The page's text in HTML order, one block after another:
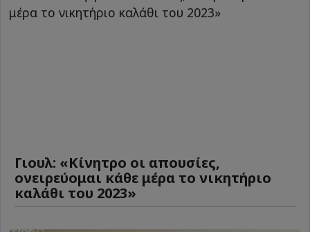
Γιουλ: «Κίνητρο οι απουσίες,
ονειρεύομαι κάθε μέρα το νικητήριο
καλάθι του 2023»